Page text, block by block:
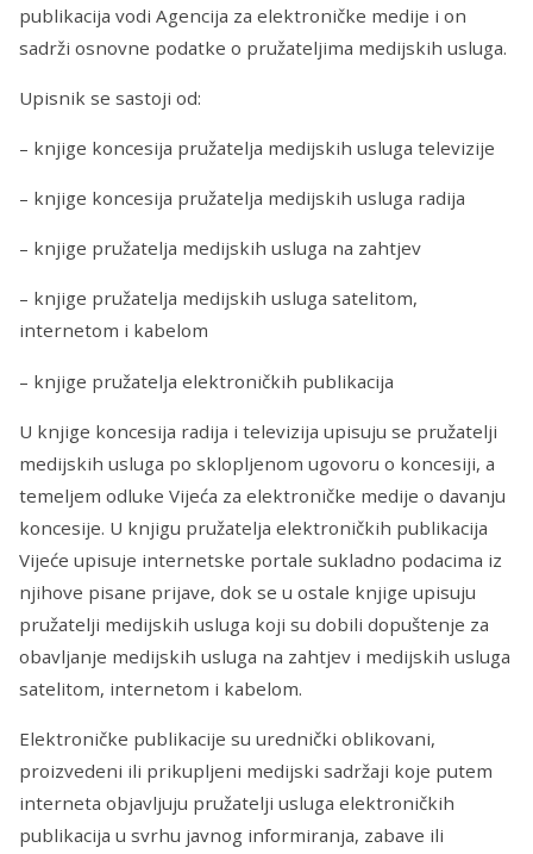
publikacija vodi Agencija za elektroničke medije i on
sadrži osnovne podatke o pružateljima medijskih usluga.
Upisnik se sastoji od:
– knjige koncesija pružatelja medijskih usluga televizije
– knjige koncesija pružatelja medijskih usluga radija
– knjige pružatelja medijskih usluga na zahtjev
– knjige pružatelja medijskih usluga satelitom,
internetom i kabelom
– knjige pružatelja elektroničkih publikacija
U knjige koncesija radija i televizija upisuju se pružatelji
medijskih usluga po sklopljenom ugovoru o koncesiji, a
temeljem odluke Vijeća za elektroničke medije o davanju
koncesije. U knjigu pružatelja elektroničkih publikacija
Vijeće upisuje internetske portale sukladno podacima iz
njihove pisane prijave, dok se u ostale knjige upisuju
pružatelji medijskih usluga koji su dobili dopuštenje za
obavljanje medijskih usluga na zahtjev i medijskih usluga
satelitom, internetom i kabelom.
Elektroničke publikacije su urednički oblikovani,
proizvedeni ili prikupljeni medijski sadržaji koje putem
interneta objavljuju pružatelji usluga elektroničkih
publikacija u svrhu javnog informiranja, zabave ili